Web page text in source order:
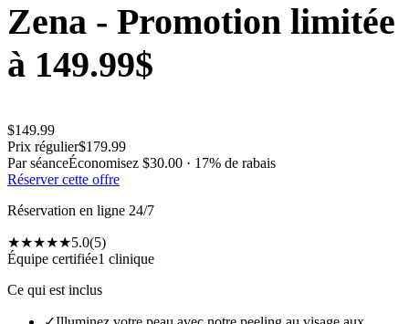
Zena - Promotion limitée
à 149.99$
$149.99
Prix régulier$179.99
Par séanceÉconomisez $30.00 · 17% de rabais
Réserver cette offre
Réservation en ligne 24/7
★★★★★5.0(5)
Équipe certifiée1 clinique
Ce qui est inclus